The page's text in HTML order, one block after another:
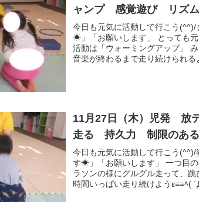
ャンプ 感覚遊び リズ
今日も元気に活動して行こう
☀」「お願いします」 とっても
活動は「ウォーミングアップ」
音楽が終わるまで走り続けられ
11月27日（木）児発
走る 持久力 制限のあ
今日も元気に活動して行こう
す☀」「お願いします」 一つ目
ラソンの様にグルグル走って、
時間いっぱい走り続けようε≡≡ﾍ(